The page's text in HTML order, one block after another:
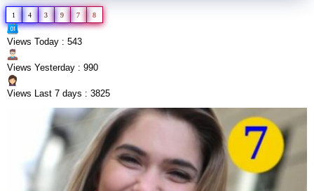
1 4 3 9 7 8
Views Today : 543
Views Yesterday : 990
Views Last 7 days : 3825